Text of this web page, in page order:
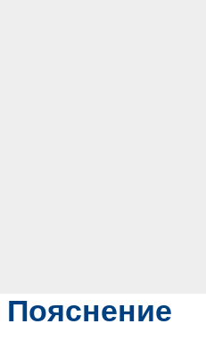
Пояснение